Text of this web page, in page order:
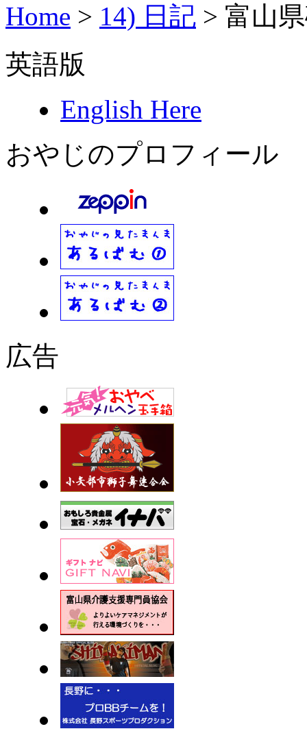
Home > 14) 日記 > 富山
英語版
English Here
おやじのプロフィール
広告